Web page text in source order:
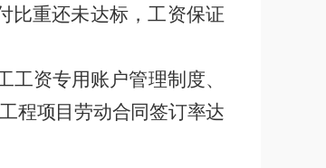
比重还未达标，工资保证
资专用账户管理制度、
程项目劳动合同签订率达